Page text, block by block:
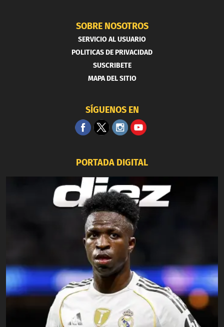
SOBRE NOSOTROS
SERVICIO AL USUARIO
POLITICAS DE PRIVACIDAD
SUSCRIBETE
MAPA DEL SITIO
SÍGUENOS EN
PORTADA DIGITAL